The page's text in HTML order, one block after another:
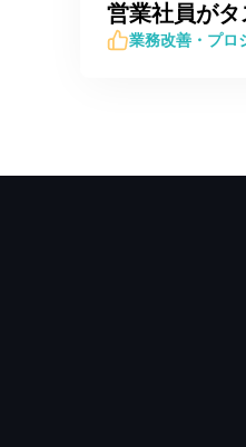
業務改善・プロ